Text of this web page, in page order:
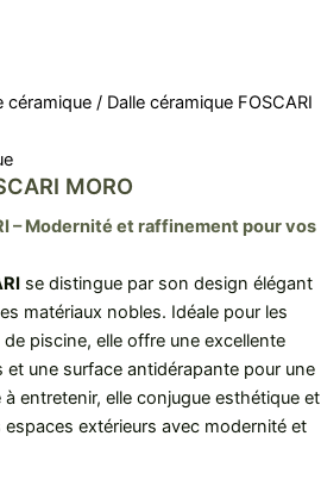
céramique / Dalle céramique FOSCARI
MORO
– Modernité et raffinement pour vos
se distingue par son design élégant
matériaux nobles. Idéale pour les
piscine, elle offre une excellente
et une surface antidérapante pour une
entretenir, elle conjugue esthétique et
extérieurs avec modernité et